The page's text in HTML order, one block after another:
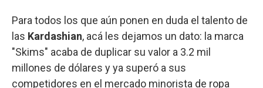
Para todos los que aún ponen en duda el talento de
las Kardashian, acá les dejamos un dato: la marca
"Skims" acaba de duplicar su valor a 3.2 mil
millones de dólares y ya superó a sus
competidores en el mercado minorista de ropa